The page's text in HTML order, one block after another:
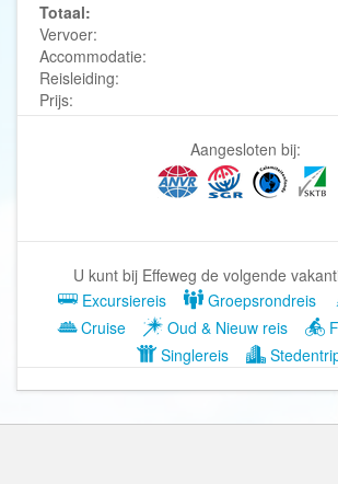
Totaal:
Vervoer:
Accommodatie:
Reisleiding:
Prijs:
Aangesloten bij:
U kunt bij Effeweg de volgende
Excursiereis
Groepsrondreis
Cruise
Oud & Nieuw reis
Singlereis